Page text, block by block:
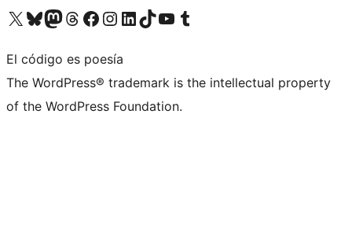
Visita nuestra cuenta de X (anteriormente Twitter)
Visita nuestra cuenta de Bluesky
Visita nuestra cuenta de Mastodon
Visita nuestra cuenta de Threads
Visita nuestra página de Facebook
Visita nuestra cuenta de Instagram
Visita nuestra cuenta de LinkedIn
Visita nuestra cuenta de TikTok
Visita nuestro canal de YouTube
Visita nuestra cuenta de Tumblr
El código es poesía
The WordPress® trademark is the intellectual property
of the WordPress Foundation.